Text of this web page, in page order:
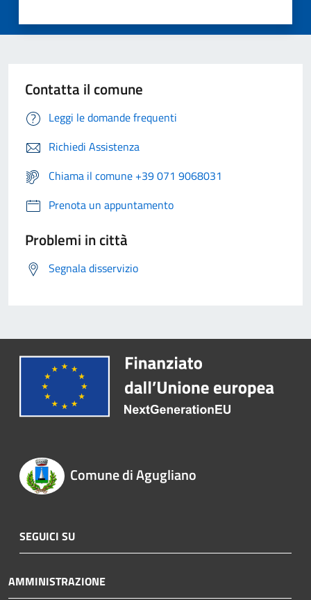
Contatta il comune
Leggi le domande frequenti
Richiedi Assistenza
Chiama il comune +39 071 9068031
Prenota un appuntamento
Problemi in città
Segnala disservizio
Comune di Agugliano
SEGUICI SU
AMMINISTRAZIONE